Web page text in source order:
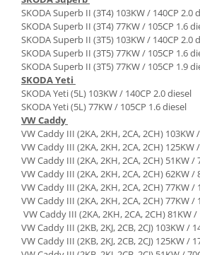
SKODA Superb II (3T4) 103KW / 140CP 2.0
SKODA Superb II (3T4) 77KW / 105CP 1.6
SKODA Superb II (3T5) 103KW / 140CP 2.0
SKODA Superb II (3T5) 77KW / 105CP 1.6
SKODA Superb II (3T5) 77KW / 105CP 1.9
SKODA Yeti
SKODA Yeti (5L) 103KW / 140CP 2.0 diesel
SKODA Yeti (5L) 77KW / 105CP 1.6 diesel
VW Caddy
VW Caddy III (2KA, 2KH, 2CA, 2CH) 103KW
VW Caddy III (2KA, 2KH, 2CA, 2CH) 125KW
VW Caddy III (2KA, 2KH, 2CA, 2CH) 51KW /
VW Caddy III (2KA, 2KH, 2CA, 2CH) 62KW /
VW Caddy III (2KA, 2KH, 2CA, 2CH) 77KW /
VW Caddy III (2KA, 2KH, 2CA, 2CH) 77KW /
VW Caddy III (2KA, 2KH, 2CA, 2CH) 81KW
VW Caddy III (2KB, 2KJ, 2CB, 2CJ) 103KW /
VW Caddy III (2KB, 2KJ, 2CB, 2CJ) 125KW /